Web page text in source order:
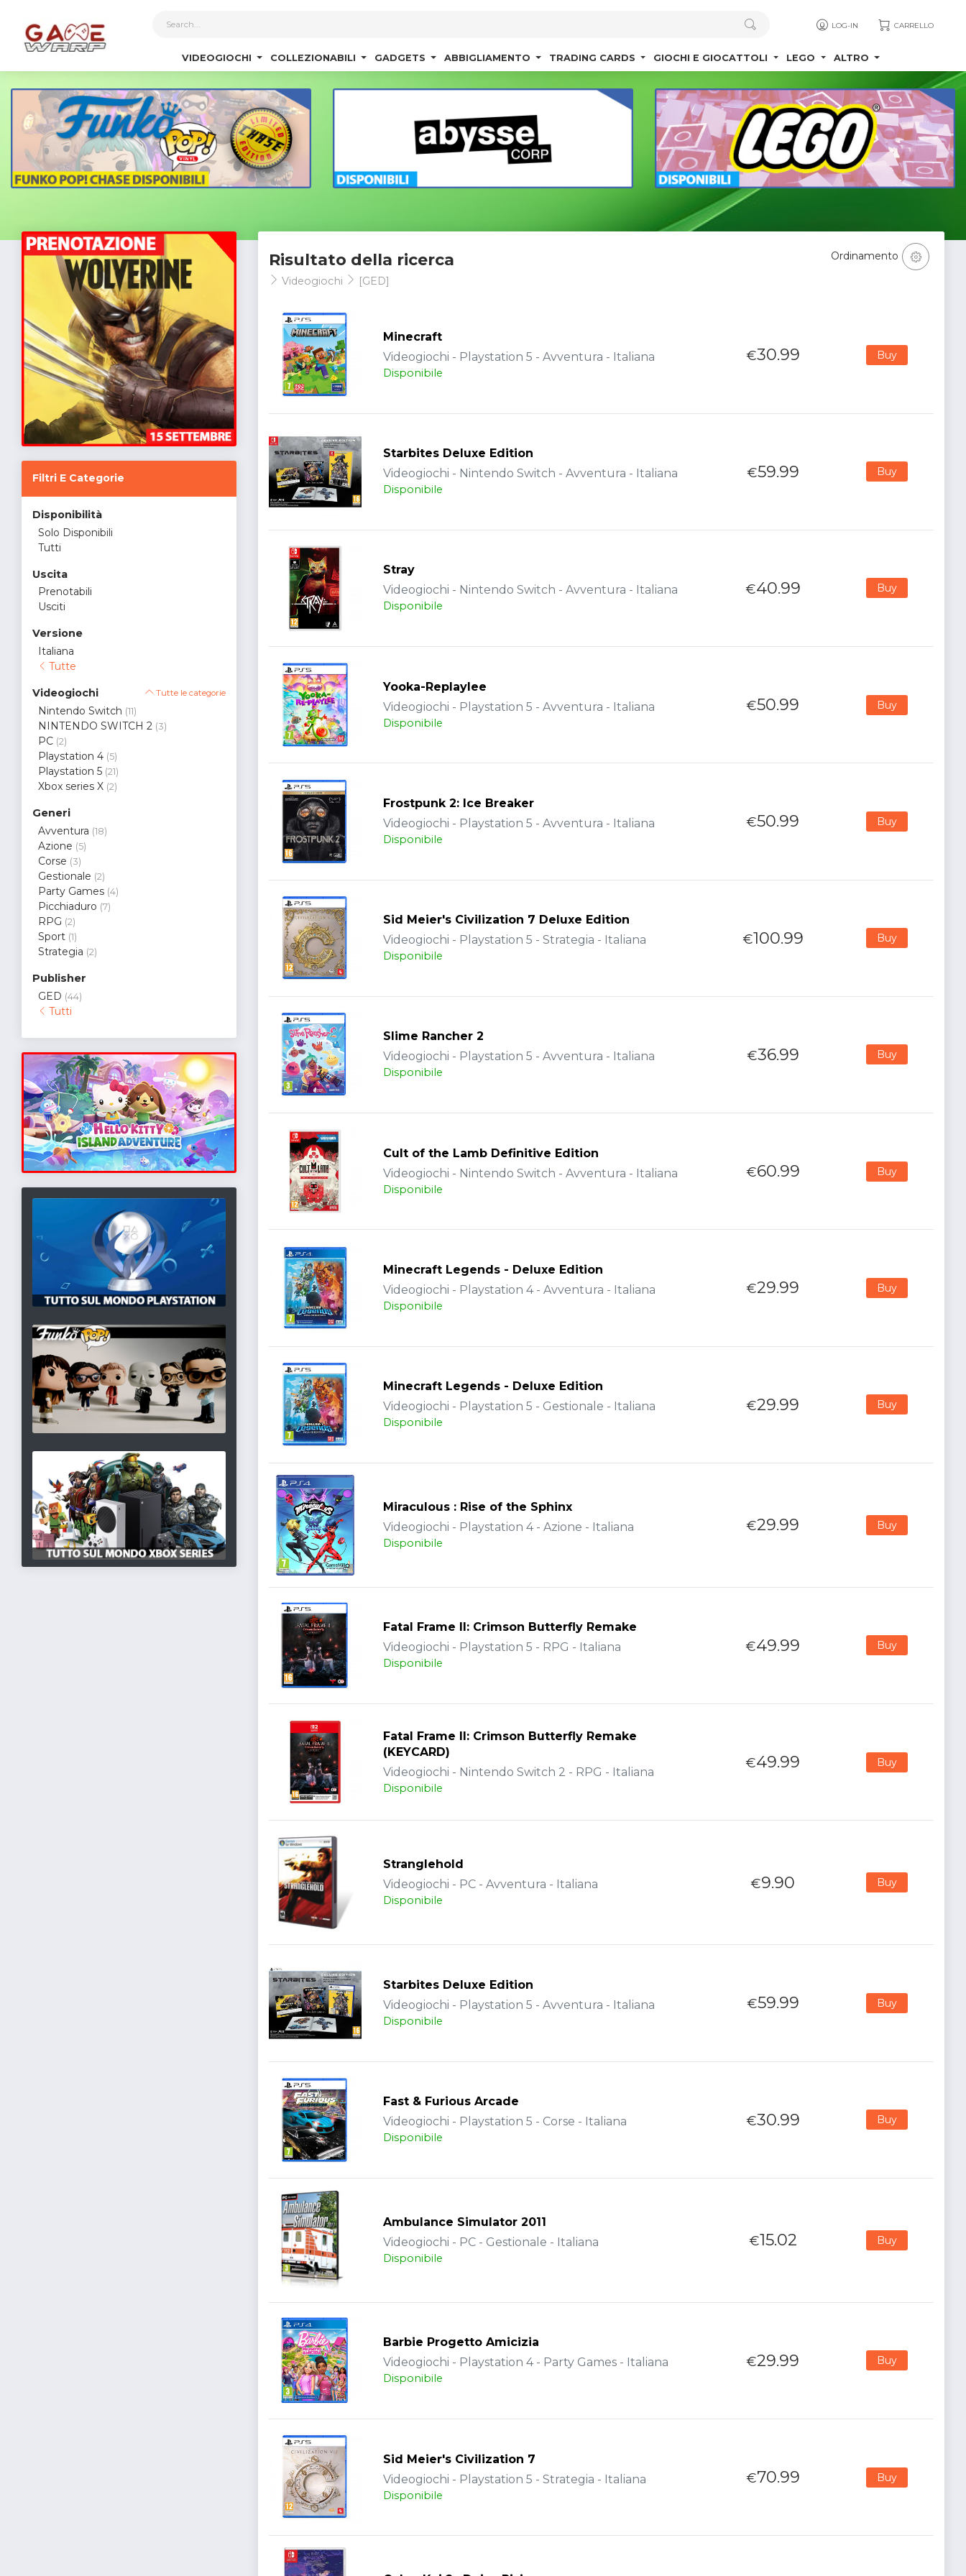
LOG-IN CARRELLO
VIDEOGIOCHI COLLEZIONABILI GADGETS ABBIGLIAMENTO TRADING CARDS GIOCHI E GIOCATTOLI LEGO ALTRO
Filtri E Categorie
Disponibilità
Solo Disponibili
Tutti
Uscita
Prenotabili
Usciti
Versione
Italiana
Tutte
Videogiochi Tutte le categorie
Nintendo Switch (11)
NINTENDO SWITCH 2 (3)
PC (2)
Playstation 4 (5)
Playstation 5 (21)
Xbox series X (2)
Generi
Avventura (18)
Azione (5)
Corse (3)
Gestionale (2)
Party Games (4)
Picchiaduro (7)
RPG (2)
Sport (1)
Strategia (2)
Publisher
GED (44)
Tutti
Risultato della ricerca
Videogiochi [GED]
Ordinamento
Minecraft
Videogiochi - Playstation 5 - Avventura - Italiana
Disponibile
€30.99 Buy
Starbites Deluxe Edition
Videogiochi - Nintendo Switch - Avventura - Italiana
Disponibile
€59.99 Buy
Stray
Videogiochi - Nintendo Switch - Avventura - Italiana
Disponibile
€40.99 Buy
Yooka-Replaylee
Videogiochi - Playstation 5 - Avventura - Italiana
Disponibile
€50.99 Buy
Frostpunk 2: Ice Breaker
Videogiochi - Playstation 5 - Avventura - Italiana
Disponibile
€50.99 Buy
Sid Meier's Civilization 7 Deluxe Edition
Videogiochi - Playstation 5 - Strategia - Italiana
Disponibile
€100.99 Buy
Slime Rancher 2
Videogiochi - Playstation 5 - Avventura - Italiana
Disponibile
€36.99 Buy
Cult of the Lamb Definitive Edition
Videogiochi - Nintendo Switch - Avventura - Italiana
Disponibile
€60.99 Buy
Minecraft Legends - Deluxe Edition
Videogiochi - Playstation 4 - Avventura - Italiana
Disponibile
€29.99 Buy
Minecraft Legends - Deluxe Edition
Videogiochi - Playstation 5 - Gestionale - Italiana
Disponibile
€29.99 Buy
Miraculous : Rise of the Sphinx
Videogiochi - Playstation 4 - Azione - Italiana
Disponibile
€29.99 Buy
Fatal Frame II: Crimson Butterfly Remake
Videogiochi - Playstation 5 - RPG - Italiana
Disponibile
€49.99 Buy
Fatal Frame II: Crimson Butterfly Remake
(KEYCARD)
Videogiochi - Nintendo Switch 2 - RPG - Italiana
Disponibile
€49.99 Buy
Stranglehold
Videogiochi - PC - Avventura - Italiana
Disponibile
€9.90 Buy
Starbites Deluxe Edition
Videogiochi - Playstation 5 - Avventura - Italiana
Disponibile
€59.99 Buy
Fast & Furious Arcade
Videogiochi - Playstation 5 - Corse - Italiana
Disponibile
€30.99 Buy
Ambulance Simulator 2011
Videogiochi - PC - Gestionale - Italiana
Disponibile
€15.02 Buy
Barbie Progetto Amicizia
Videogiochi - Playstation 4 - Party Games - Italiana
Disponibile
€29.99 Buy
Sid Meier's Civilization 7
Videogiochi - Playstation 5 - Strategia - Italiana
Disponibile
€70.99 Buy